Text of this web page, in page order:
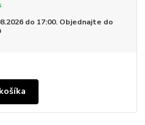
do 17:00. Objednajte do